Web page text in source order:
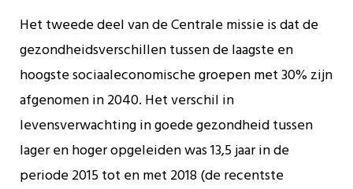
Het tweede deel van de Centrale missie is dat de
gezondheidsverschillen tussen de laagste en
hoogste sociaaleconomische groepen met 30% zijn
afgenomen in 2040. Het verschil in
levensverwachting in goede gezondheid tussen
lager en hoger opgeleiden was 13,5 jaar in de
periode 2015 tot en met 2018 (de recentste